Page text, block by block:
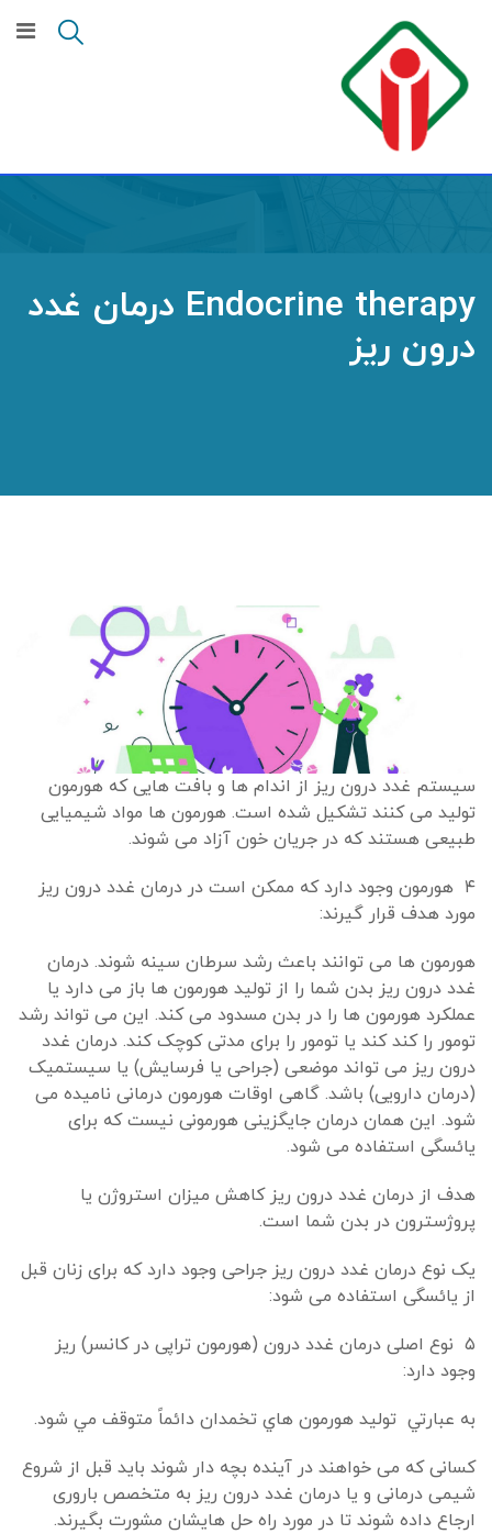
content
Endocrine therapy درمان غدد
درون ریز
سیستم غدد درون ریز از اندام ها و بافت هایی که هورمون
تولید می کنند تشکیل شده است. هورمون ها مواد شیمیایی
طبیعی هستند که در جریان خون آزاد می شوند.
۴ هورمون وجود دارد که ممکن است در درمان غدد درون ریز
مورد هدف قرار گیرند:
هورمون ها می توانند باعث رشد سرطان سینه شوند. درمان
غدد درون ریز بدن شما را از تولید هورمون ها باز می دارد یا
عملکرد هورمون ها را در بدن مسدود می کند. این می تواند رشد
تومور را کند کند یا تومور را برای مدتی کوچک کند. درمان غدد
درون ریز می تواند موضعی (جراحی یا فرسایش) یا سیستمیک
(درمان دارویی) باشد. گاهی اوقات هورمون درمانی نامیده می
شود. این همان درمان جایگزینی هورمونی نیست که برای
یائسگی استفاده می شود.
هدف از درمان غدد درون ریز کاهش میزان استروژن یا
پروژسترون در بدن شما است.
یک نوع درمان غدد درون ریز جراحی وجود دارد که برای زنان قبل
از یائسگی استفاده می شود:
۵ نوع اصلی درمان غدد درون (هورمون تراپی در كانسر) ریز
وجود دارد:
به عبارتي تولید هورمون هاي تخمدان دائماً متوقف مي شود.
کسانی که می خواهند در آینده بچه دار شوند باید قبل از شروع
شیمی درمانی و یا درمان غدد درون ریز به متخصص باروری
ارجاع داده شوند تا در مورد راه حل هایشان مشورت بگیرند.